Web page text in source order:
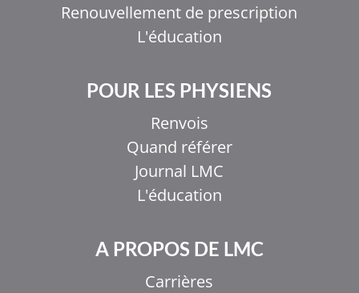
Renouvellement de prescription
L'éducation
POUR LES PHYSIENS
Renvois
Quand référer
Journal LMC
L'éducation
A PROPOS DE LMC
Carrières